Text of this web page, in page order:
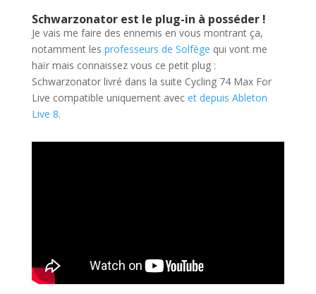
Schwarzonator est le plug-in à posséder !
Je vais me faire des ennemis en vous montrant ça,
notamment les professeurs de Solfège qui vont me
haïr mais connaissez vous ce petit plug :
Schwarzonator livré dans la suite Cycling 74 Max For
Live compatible uniquement avec et depuis Ableton
Live 8.